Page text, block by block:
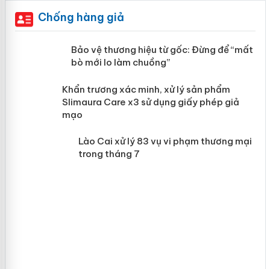
Chống hàng giả
Bảo vệ thương hiệu từ gốc: Đừng để
“mất bò mới lo làm chuồng”
Slimaura Care x3 sử dụng giấy phép giả
mạo